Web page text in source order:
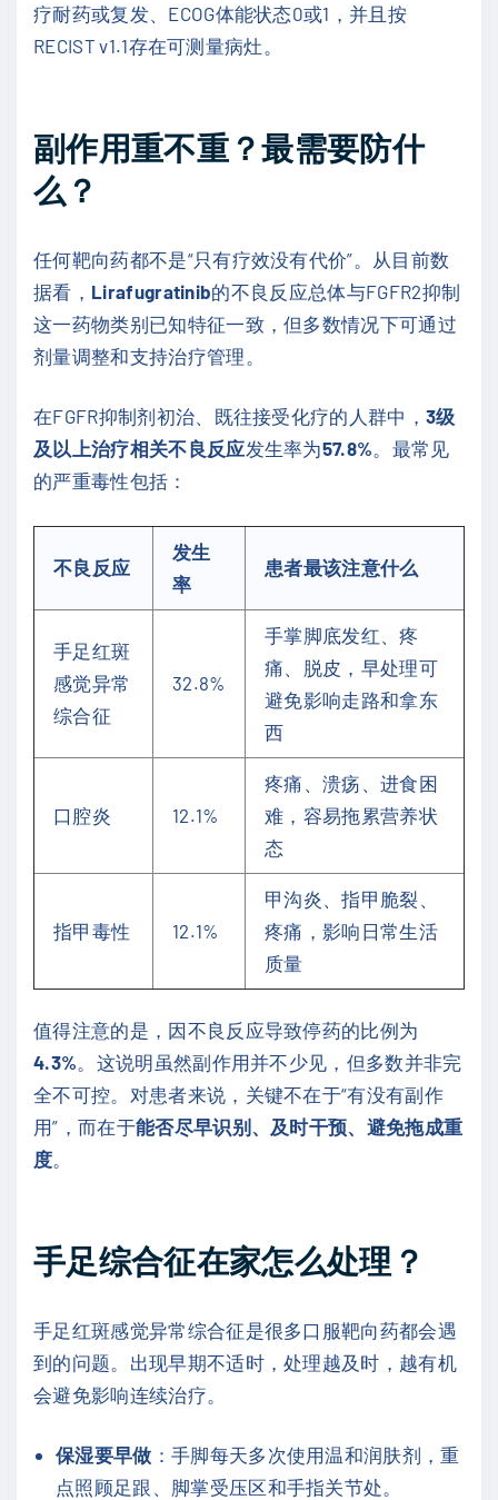
疗耐药或复发、ECOG体能状态0或1，并且按
RECIST v1.1存在可测量病灶。
副作用重不重？最需要防什
么？
任何靶向药都不是“只有疗效没有代价”。从目前数
据看， Lirafugratinib的不良反应总体与FGFR2抑制
这一药物类别已知特征一致，但多数情况下可通过
剂量调整和支持治疗管理。
在FGFR抑制剂初治、既往接受化疗的人群中，3级
及以上治疗相关不良反应发生率为57.8%。最常见
的严重毒性包括：
不良反应
发生
率
患者最该注意什么
手足红斑
感觉异常
综合征
32.8%
手掌脚底发红、疼
痛、脱皮，早处理可
避免影响走路和拿东
西
口腔炎 12.1%
疼痛、溃疡、进食困
难，容易拖累营养状
态
指甲毒性 12.1%
甲沟炎、指甲脆裂、
疼痛，影响日常生活
质量
值得注意的是，因不良反应导致停药的比例为
4.3% 。这说明虽然副作用并不少见，但多数并非完
全不可控。对患者来说，关键不在于“有没有副作
用”，而在于能否尽早识别、及时干预、避免拖成重
度
手足综合征在家怎么处理？
手足红斑感觉异常综合征是很多口服靶向药都会遇
到的问题。出现早期不适时，处理越及时，越有机
会避免影响连续治疗。
保湿要早做 ：手脚每天多次使用温和润肤剂，重
点照顾足跟、脚掌受压区和手指关节处。